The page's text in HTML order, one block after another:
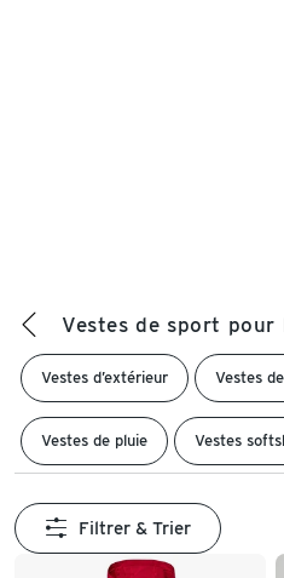
Vestes de sport pour
Vestes d’extérieur Vestes
Vestes de pluie Vestes
Filtrer & Trier